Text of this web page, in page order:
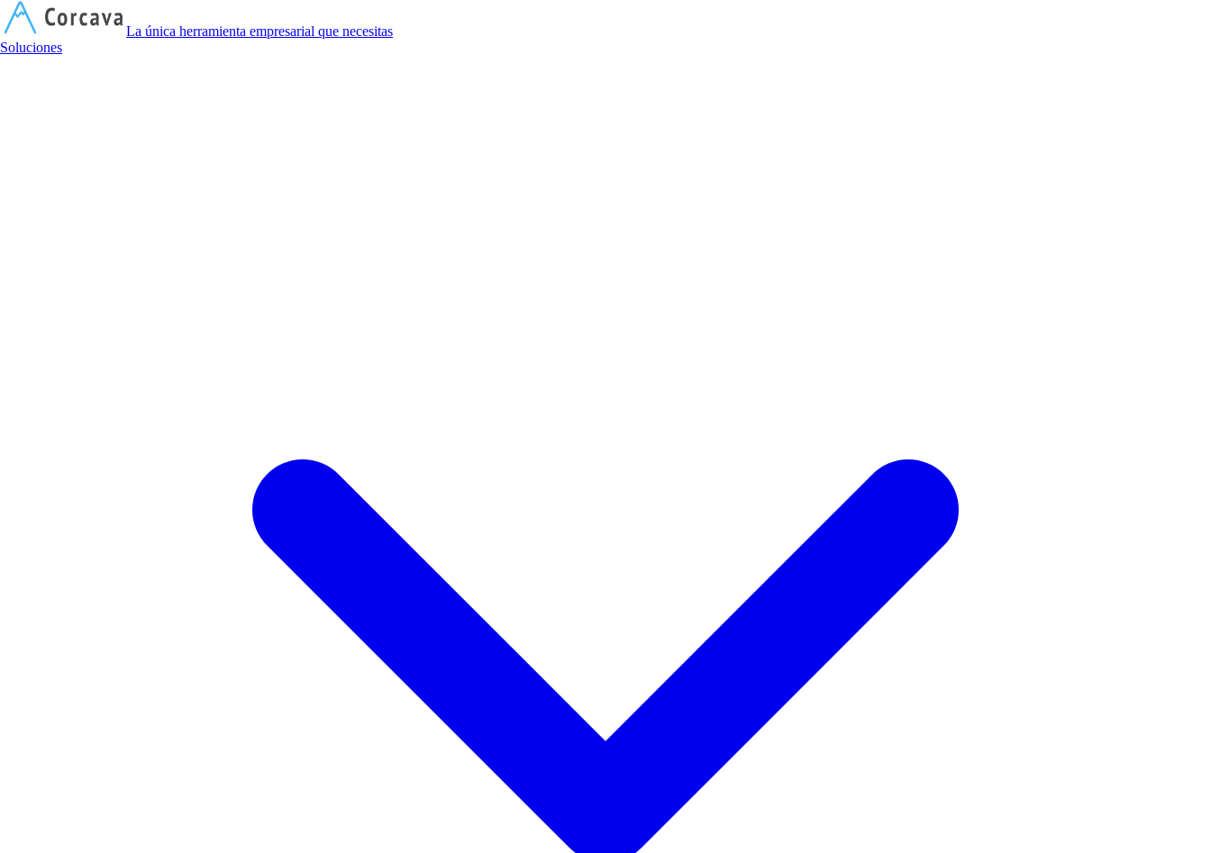
La única herramienta empresarial que necesitas
Soluciones